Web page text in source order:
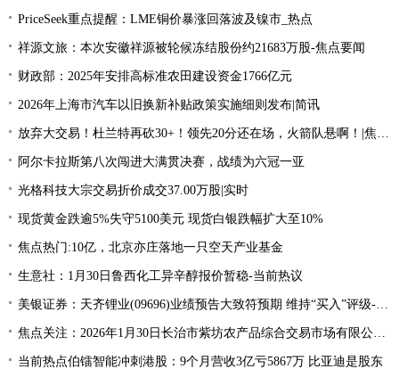
PriceSeek重点提醒：LME铜价暴涨回落波及镍市_热点
祥源文旅：本次安徽祥源被轮候冻结股份约21683万股-焦点要闻
财政部：2025年安排高标准农田建设资金1766亿元
2026年上海市汽车以旧换新补贴政策实施细则发布|简讯
放弃大交易！杜兰特再砍30+！领先20分还在场，火箭队悬啊！|焦点讯息
阿尔卡拉斯第八次闯进大满贯决赛，战绩为六冠一亚
光格科技大宗交易折价成交37.00万股|实时
现货黄金跌逾5%失守5100美元 现货白银跌幅扩大至10%
焦点热门:10亿，北京亦庄落地一只空天产业基金
生意社：1月30日鲁西化工异辛醇报价暂稳-当前热议
美银证券：天齐锂业(09696)业绩预告大致符预期 维持“买入”评级-简讯
焦点关注：2026年1月30日长治市紫坊农产品综合交易市场有限公司价格行情
当前热点伯镭智能冲刺港股：9个月营收3亿亏5867万 比亚迪是股东